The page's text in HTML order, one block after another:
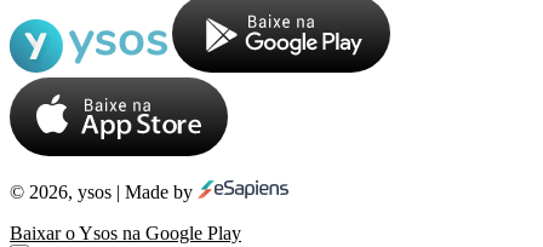
© 2026, ysos | Made by
Baixar o Ysos na Google Play